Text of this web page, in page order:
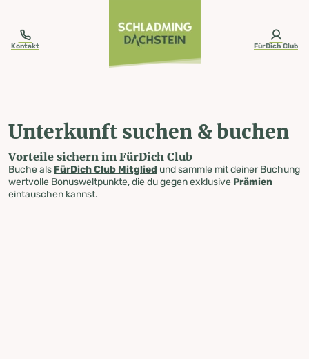
Kontakt FürDich Club
Unterkunft suchen & buchen
Vorteile sichern im FürDich Club
Buche als FürDich Club Mitglied und sammle mit deiner Buchung
wertvolle Bonusweltpunkte, die du gegen exklusive Prämien
eintauschen kannst.